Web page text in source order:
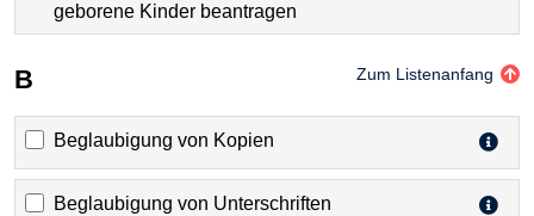
geborene Kinder beantragen
B Zum Listenanfang
Beglaubigung von Kopien
Beglaubigung von Unterschriften